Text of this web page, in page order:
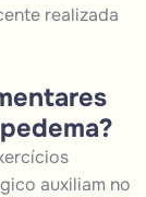
realizada
auxiliam no